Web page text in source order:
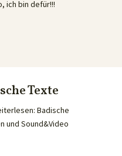
ich bin defür!!!
Texte
Badische
und Sound&Video